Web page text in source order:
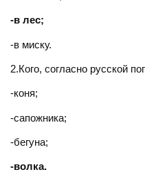
-в лес;
-в миску.
2.Кого, согласно русской
-коня;
-сапожника;
-бегуна;
-волка.